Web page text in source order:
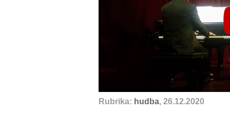
Rubrika: hudba, 26.12.2020